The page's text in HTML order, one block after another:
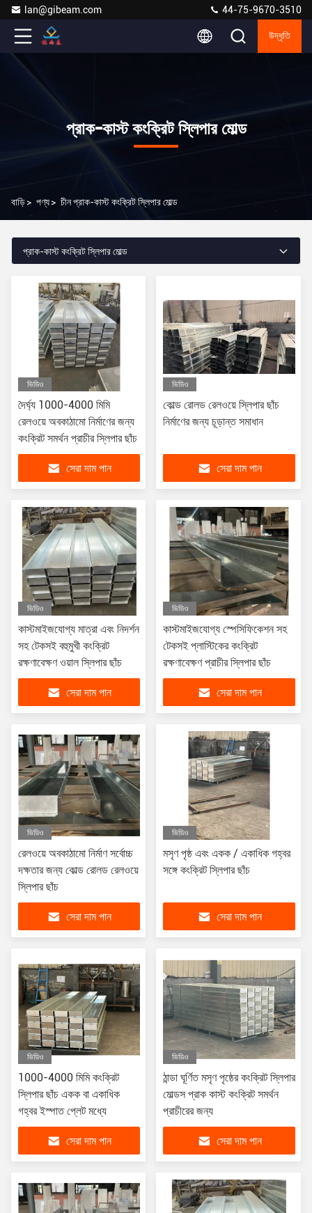
lan@gibeam.com 44-75-9670-3510
উদ্ধৃতি
প্রাক-কাস্ট কংক্রিট স্লিপার মোল্ড
বাড়ি> পণ্য> চীন প্রাক-কাস্ট কংক্রিট স্লিপার মোল্ড
প্রাক-কাস্ট কংক্রিট স্লিপার মোল্ড
ভিডিও
দৈর্ঘ্য 1000-4000 মিমি
রেলওয়ে অবকাঠামো নির্মাণের জন্য
কংক্রিট সমর্থন প্রাচীর স্লিপার ছাঁচ
সেরা দাম পান
ভিডিও
কোল্ড রোলড রেলওয়ে স্লিপার ছাঁচ
নির্মাণের জন্য চূড়ান্ত সমাধান
সেরা দাম পান
ভিডিও
কাস্টমাইজযোগ্য মাত্রা এবং নিদর্শন
সহ টেকসই বহুমুখী কংক্রিট
রক্ষণাবেক্ষণ ওয়াল স্লিপার ছাঁচ
সেরা দাম পান
ভিডিও
কাস্টমাইজযোগ্য স্পেসিফিকেশন সহ
টেকসই প্লাস্টিকের কংক্রিট
রক্ষণাবেক্ষণ প্রাচীর স্লিপার ছাঁচ
সেরা দাম পান
ভিডিও
রেলওয়ে অবকাঠামো নির্মাণ সর্বোচ্চ
দক্ষতার জন্য কোল্ড রোলড রেলওয়ে
স্লিপার ছাঁচ
সেরা দাম পান
ভিডিও
মসৃণ পৃষ্ঠ এবং একক / একাধিক গহ্বর
সঙ্গে কংক্রিট স্লিপার ছাঁচ
সেরা দাম পান
ভিডিও
1000-4000 মিমি কংক্রিট
স্লিপার ছাঁচ একক বা একাধিক
গহ্বর ইস্পাত প্লেট মধ্যে
সেরা দাম পান
ভিডিও
ঠান্ডা ঘূর্ণিত মসৃণ পৃষ্ঠের কংক্রিট স্লিপার
মোল্ডস প্রাক কাস্ট কংক্রিট সমর্থন
প্রাচীরের জন্য
সেরা দাম পান